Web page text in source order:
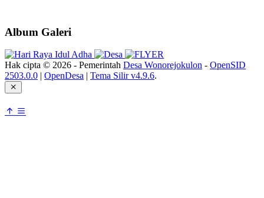
Album Galeri
Hak cipta © 2026 - Pemerintah Desa Wonorejokulon - OpenSID
2503.0.0
OpenDesa Tema Silir v4.9.6.